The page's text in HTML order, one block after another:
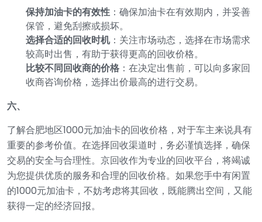
保持加油卡的有效性 ：确保加油卡在有效期内，并妥善
保管，避免刮擦或损坏。
选择合适的回收时机：关注市场动态，选择在市场需求
较高时出售，有助于获得更高的回收价格。
比较不同回收商的价格 ：在决定出售前，可以向多家回
收商咨询价格，选择出价最高的进行交易。
六、
了解合肥地区1000元加油卡的回收价格，对于车主来说具有
重要的参考价值。在选择回收渠道时，务必谨慎选择，确保
交易的安全与合理性。京回收作为专业的回收平台，将竭诚
为您提供优质的服务和合理的回收价格。如果您手中有闲置
的1000元加油卡，不妨考虑将其回收，既能腾出空间，又能
获得一定的经济回报。